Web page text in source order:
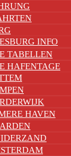
INFO
TABELLEN
HAFENTAGE
HAVEN